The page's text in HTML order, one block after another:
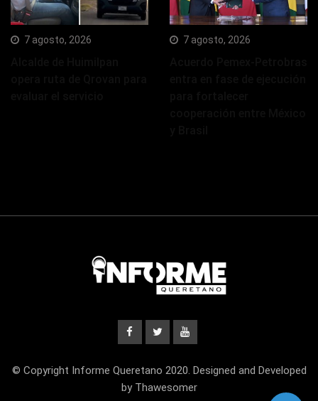
7 agosto, 2026 7 agosto, 2026
© Copyright Informe Queretano 2020. Designed and Developed
by Thawesomer